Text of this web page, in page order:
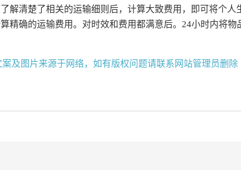
解清楚了相关的运输细则后，计算大致费用，即可将个人
精确的运输费用。对时效和费用都满意后。24小时内将物
及图片来源于网络，如有版权问题请联系网站管理员删除